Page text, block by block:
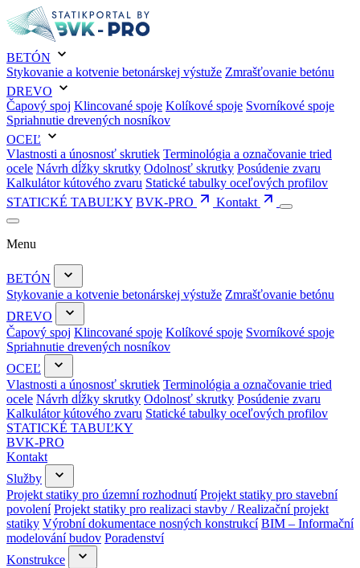
BETÓN
Stykovanie a kotvenie betonárskej výstuže Zmrašťovanie betónu
DREVO
Čapový spoj Klincované spoje Kolíkové spoje Svorníkové spoje
Spriahnutie drevených nosníkov
OCEĽ
Vlastnosti a únosnosť skrutiek Terminológia a označovanie tried
ocele Návrh dĺžky skrutky Odolnosť skrutky Posúdenie zvaru
Kalkulátor kútového zvaru Statické tabulky oceľových profilov
STATICKÉ TABUĽKY BVK-PRO Kontakt
Menu
BETÓN
Stykovanie a kotvenie betonárskej výstuže Zmrašťovanie betónu
DREVO
Čapový spoj Klincované spoje Kolíkové spoje Svorníkové spoje
Spriahnutie drevených nosníkov
OCEĽ
Vlastnosti a únosnosť skrutiek Terminológia a označovanie tried
ocele Návrh dĺžky skrutky Odolnosť skrutky Posúdenie zvaru
Kalkulátor kútového zvaru Statické tabulky oceľových profilov
STATICKÉ TABUĽKY
BVK-PRO
Kontakt
Služby
Projekt statiky pro územní rozhodnutí Projekt statiky pro stavební
povolení Projekt statiky pro realizaci stavby / Realizační projekt
statiky Výrobní dokumentace nosných konstrukcí BIM – Informační
modelování budov Poradenství
Konstrukce